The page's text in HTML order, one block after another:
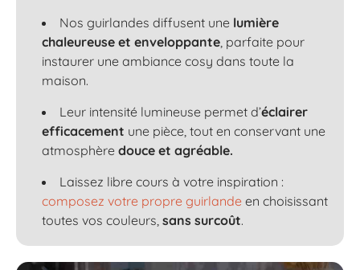
Nos guirlandes diffusent une lumière
chaleureuse et enveloppante, parfaite pour
instaurer une ambiance cosy dans toute la
maison.
Leur intensité lumineuse permet d’éclairer
efficacement une pièce, tout en conservant une
atmosphère douce et agréable.
Laissez libre cours à votre inspiration :
composez votre propre guirlande en choisissant
toutes vos couleurs, sans surcoût.